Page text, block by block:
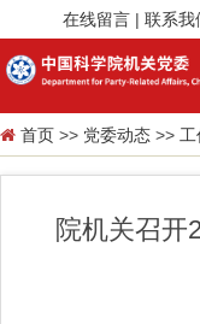
在线留言 | 联系我
首页 >> 党委动态 >> 工
院机关召开